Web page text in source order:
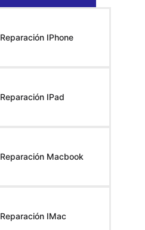
Reparación IPhone
Reparación IPad
Reparación Macbook
Reparación IMac